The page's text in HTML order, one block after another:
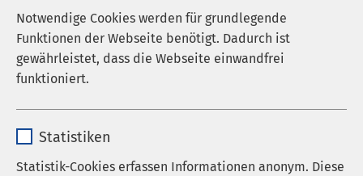
Notwendige Cookies werden für grundlegende
Funktionen der Webseite benötigt. Dadurch ist
gewährleistet, dass die Webseite einwandfrei
funktioniert.
Anbieter sgalinski
Statistiken
Statistik-Cookies erfassen Informationen anonym. Diese